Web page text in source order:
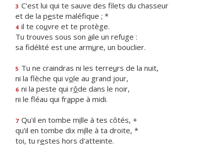
3 C'est lui qui te sauve des filets du chasseur
et de la peste maléfique ; *
4 il te couvre et te protège.
Tu trouves sous son aile un refuge :
sa fidélité est une armure, un bouclier.
5 Tu ne craindras ni les terreurs de la nuit,
ni la flèche qui vole au grand jour,
6 ni la peste qui rôde dans le noir,
ni le fléau qui frappe à midi.
7 Qu'il en tombe mille à tes côtés, +
qu'il en tombe dix mille à ta droite, *
toi, tu restes hors d'atteinte.